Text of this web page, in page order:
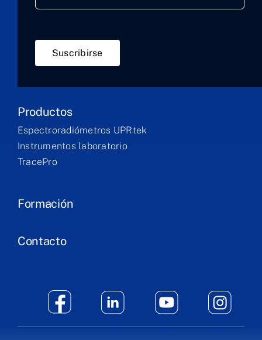
Suscribirse
Productos
Espectroradiómetros UPRtek
Instrumentos laboratorio
TracePro
Formación
Contacto